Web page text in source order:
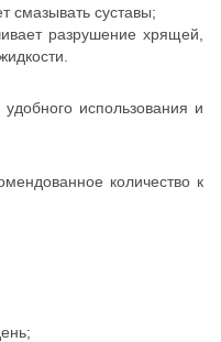
смазывать суставы;
разрушение хрящей,
использования и
количество к